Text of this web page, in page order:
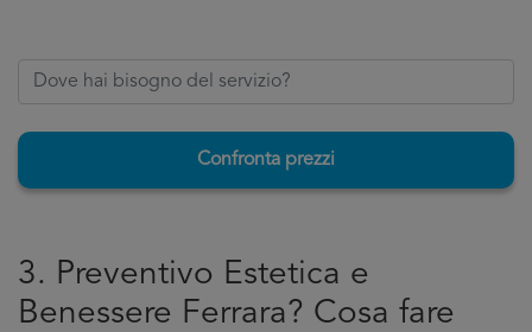
Confronta prezzi
3. Preventivo Estetica e
Benessere Ferrara? Cosa fare